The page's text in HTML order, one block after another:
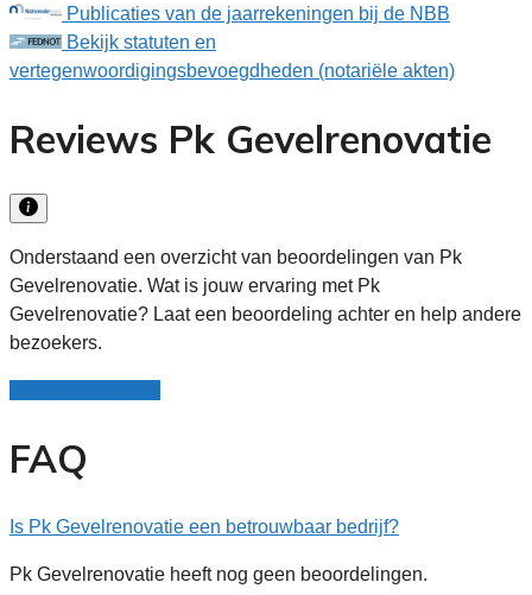
Publicaties van de jaarrekeningen bij de NBB
Bekijk statuten en
vertegenwoordigingsbevoegdheden (notariële akten)
Reviews Pk Gevelrenovatie
Onderstaand een overzicht van beoordelingen van Pk
Gevelrenovatie. Wat is jouw ervaring met Pk
Gevelrenovatie? Laat een beoordeling achter en help andere
bezoekers.
FAQ
Is Pk Gevelrenovatie een betrouwbaar bedrijf?
Pk Gevelrenovatie heeft nog geen beoordelingen.